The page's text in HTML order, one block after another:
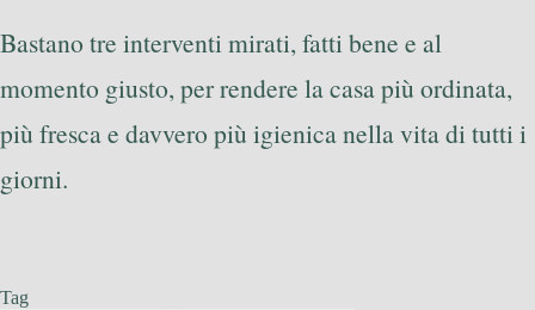
Bastano tre interventi mirati, fatti bene e al
momento giusto, per rendere la casa più ordinata,
più fresca e davvero più igienica nella vita di tutti i
giorni.
Tag